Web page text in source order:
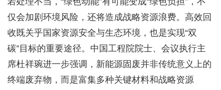
仅会加剧环境风险，还将造成战略资源浪费。高效回
收既关乎国家资源安全与生态环境，也是实现“双
碳”目标的重要途径。中国工程院院士、会议执行主
席杜祥琬进一步强调，新能源固废并非传统意义上的
终端废弃物，而是富集多种关键材料和战略资源